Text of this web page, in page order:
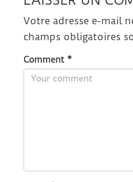
Votre adresse e-mail
champs obligatoires
Comment *